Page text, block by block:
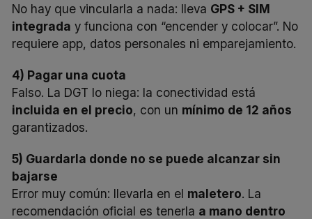
No hay que vincularla a nada: lleva GPS + SIM
integrada y funciona con “encender y colocar”. No
requiere app, datos personales ni emparejamiento.
4) Pagar una cuota
Falso. La DGT lo niega: la conectividad está
incluida en el precio, con un mínimo de 12 años
garantizados.
5) Guardarla donde no se puede alcanzar sin
bajarse
Error muy común: llevarla en el maletero. La
recomendación oficial es tenerla a mano dentro